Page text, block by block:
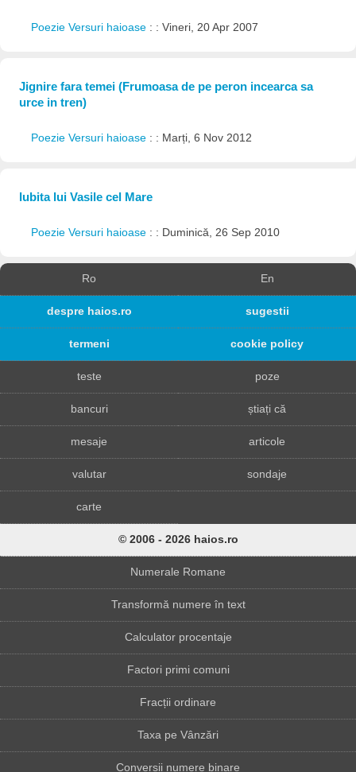
Poezie Versuri haioase : : Vineri, 20 Apr 2007
Jignire fara temei (Frumoasa de pe peron incearca sa
urce in tren)
Poezie Versuri haioase : : Marți, 6 Nov 2012
Iubita lui Vasile cel Mare
Poezie Versuri haioase : : Duminică, 26 Sep 2010
Ro En
despre haios.ro sugestii
termeni cookie policy
teste poze
bancuri știați că
mesaje articole
valutar sondaje
carte
© 2006 - 2026 haios.ro
Numerale Romane
Transformă numere în text
Calculator procentaje
Factori primi comuni
Fracții ordinare
Taxa pe Vânzări
Conversii numere binare